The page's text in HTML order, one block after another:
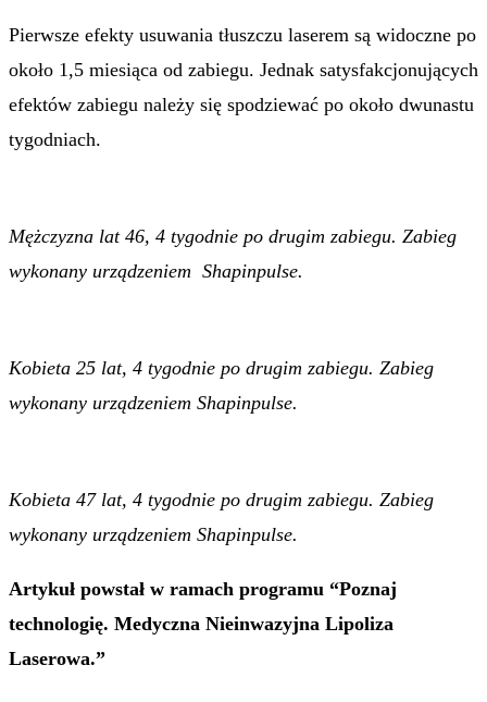
Pierwsze efekty usuwania tłuszczu laserem są widoczne po
około 1,5 miesiąca od zabiegu. Jednak satysfakcjonujących
efektów zabiegu należy się spodziewać po około dwunastu
tygodniach.
Mężczyzna lat 46, 4 tygodnie po drugim zabiegu. Zabieg
wykonany urządzeniem Shapinpulse.
Kobieta 25 lat, 4 tygodnie po drugim zabiegu. Zabieg
wykonany urządzeniem Shapinpulse.
Kobieta 47 lat, 4 tygodnie po drugim zabiegu. Zabieg
wykonany urządzeniem Shapinpulse.
Artykuł powstał w ramach programu “Poznaj
technologię. Medyczna Nieinwazyjna Lipoliza
Laserowa.”